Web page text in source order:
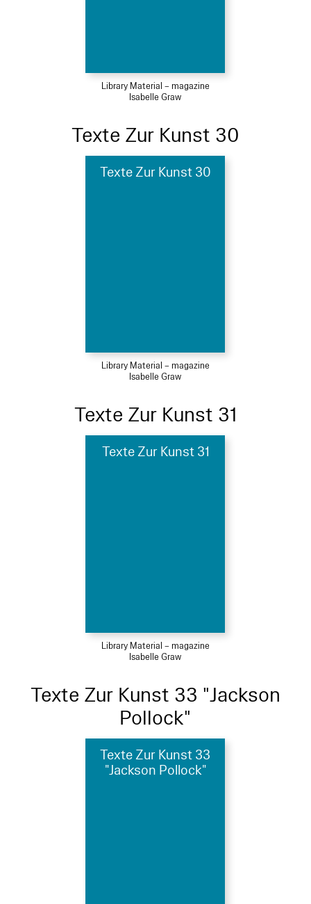
Library Material – magazine
Isabelle Graw
Texte Zur Kunst 30
Texte Zur Kunst 30
Library Material – magazine
Isabelle Graw
Texte Zur Kunst 31
Texte Zur Kunst 31
Library Material – magazine
Isabelle Graw
Texte Zur Kunst 33 "Jackson
Pollock"
Texte Zur Kunst 33
"Jackson Pollock"